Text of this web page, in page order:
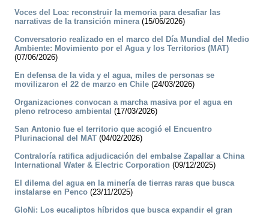
Voces del Loa: reconstruir la memoria para desafiar las
narrativas de la transición minera(15/06/2026)
Conversatorio realizado en el marco del Día Mundial del Medio
Ambiente: Movimiento por el Agua y los Territorios (MAT)
(07/06/2026)
En defensa de la vida y el agua, miles de personas se
movilizaron el 22 de marzo en Chile (24/03/2026)
Organizaciones convocan a marcha masiva por el agua en
pleno retroceso ambiental (17/03/2026)
San Antonio fue el territorio que acogió el Encuentro
Plurinacional del MAT (04/02/2026)
Contraloría ratifica adjudicación del embalse Zapallar a China
International Water & Electric Corporation (09/12/2025)
El dilema del agua en la minería de tierras raras que busca
instalarse en Penco (23/11/2025)
GloNi: Los eucaliptos híbridos que busca expandir el gran